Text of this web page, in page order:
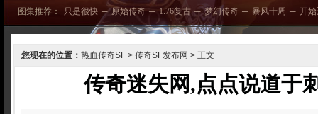
图集推荐：
只是很快 ─ 原始传奇 ─ 1.76复古 ─ 梦幻传奇 ─ 暴风十周 ─ 开
您现在的位置： 热血传奇SF > 传奇SF发布网 > 正文
传奇迷失网,点点说道于